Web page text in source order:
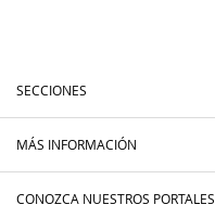
SECCIONES
MÁS INFORMACIÓN
CONOZCA NUESTROS PORTALES